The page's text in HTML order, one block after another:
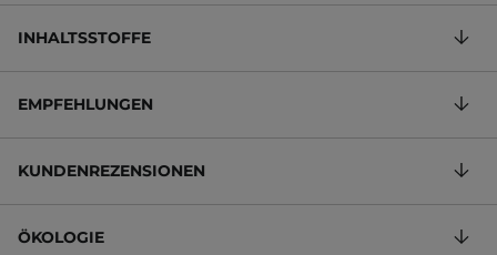
INHALTSSTOFFE
EMPFEHLUNGEN
KUNDENREZENSIONEN
ÖKOLOGIE